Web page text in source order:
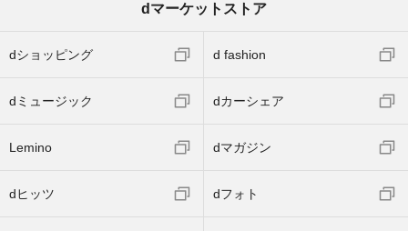
dマーケットストア
dショッピング d fashion
dミュージック dカーシェア
Lemino dマガジン
dヒッツ dフォト